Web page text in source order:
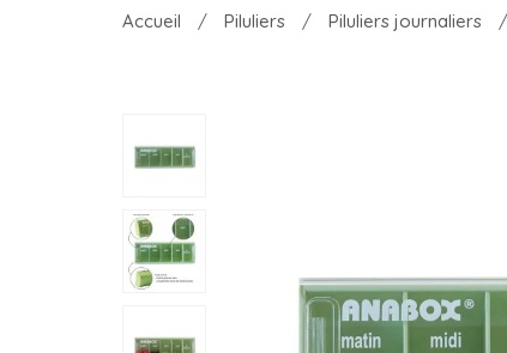
Accueil Piluliers Piluliers journaliers